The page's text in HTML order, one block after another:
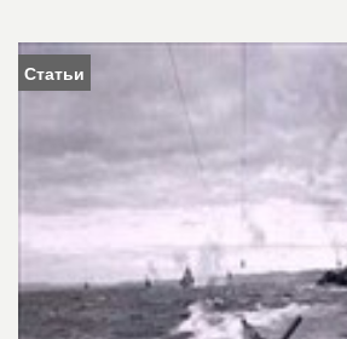
Статьи